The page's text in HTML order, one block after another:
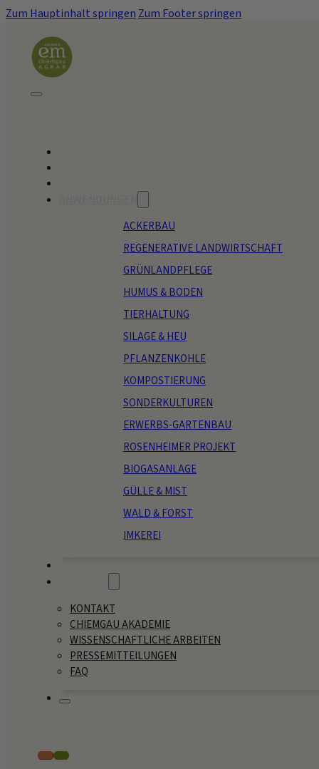
Zum Hauptinhalt springen Zum Footer springen
ACKERBAU
REGENERATIVE LANDWIRTSCHAFT
GRÜNLANDPFLEGE
HUMUS & BODEN
TIERHALTUNG
SILAGE & HEU
PFLANZENKOHLE
KOMPOSTIERUNG
SONDERKULTUREN
ERWERBS-GARTENBAU
ROSENHEIMER PROJEKT
BIOGASANLAGE
GÜLLE & MIST
WALD & FORST
IMKEREI
KONTAKT
CHIEMGAU AKADEMIE
WISSENSCHAFTLICHE ARBEITEN
PRESSEMITTEILUNGEN
FAQ